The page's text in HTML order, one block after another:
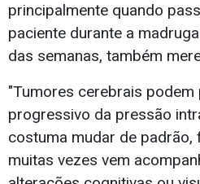
principalmente quando
paciente durante a
das semanas, também
"Tumores cerebrais
progressivo da pressão
costuma mudar de
muitas vezes vem